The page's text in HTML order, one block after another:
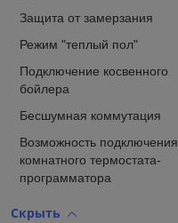
Защита от замерзания
Режим "теплый пол"
Подключение косвенного
бойлера
Бесшумная коммутация
Возможность подключения
комнатного термостата-
программатора
Скрыть